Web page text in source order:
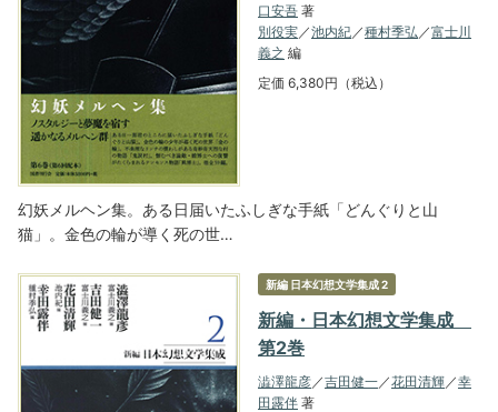
口安吾 著
別役実 ／池内紀 ／種村季弘 ／富士川
義之 編
定価 6,380円（税込）
幻妖メルヘン集。ある日届いたふしぎな手紙「どんぐりと山
猫」。金色の輪が導く死の世…
新編 日本幻想文学集成 2
新編・日本幻想文学集成
第2巻
澁澤龍彦 ／吉田健一 ／花田清輝 ／幸
田露伴 著